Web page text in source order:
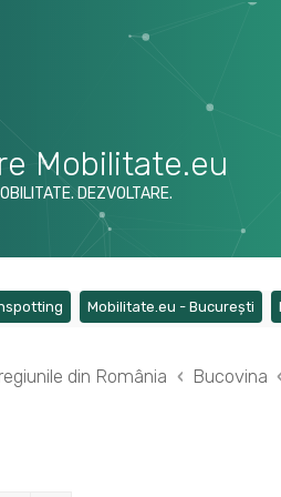
Mobilitate.eu
DEZVOLTARE.
new tab)(Opens a new tab)
Mobilitate.eu - București
din România Bucovina